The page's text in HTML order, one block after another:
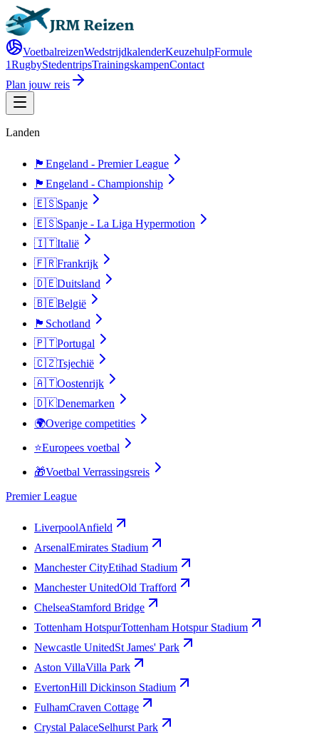
VoetbalreizenWedstrijdkalenderKeuzehulpFormule
1RugbyStedentripsTrainingskampenContact
Plan jouw reis
Landen
🏴󠁧󠁢󠁥󠁮󠁧󠁿 Engeland - Premier League
🏴󠁧󠁢󠁥󠁮󠁧󠁿 Engeland - Championship
🇪🇸Spanje
🇪🇸Spanje - La Liga Hypermotion
🇮🇹Italië
🇫🇷Frankrijk
🇩🇪Duitsland
🇧🇪België
🏴󠁧󠁢󠁳󠁣󠁴󠁿 Schotland
🇵🇹Portugal
🇨🇿Tsjechië
🇦🇹Oostenrijk
🇩🇰Denemarken
🌍Overige competities
⭐Europees voetbal
🎁Voetbal Verrassingsreis
Premier League
LiverpoolAnfield
ArsenalEmirates Stadium
Manchester CityEtihad Stadium
Manchester UnitedOld Trafford
ChelseaStamford Bridge
Tottenham HotspurTottenham Hotspur Stadium
Newcastle UnitedSt James' Park
Aston VillaVilla Park
EvertonHill Dickinson Stadium
FulhamCraven Cottage
Crystal PalaceSelhurst Park